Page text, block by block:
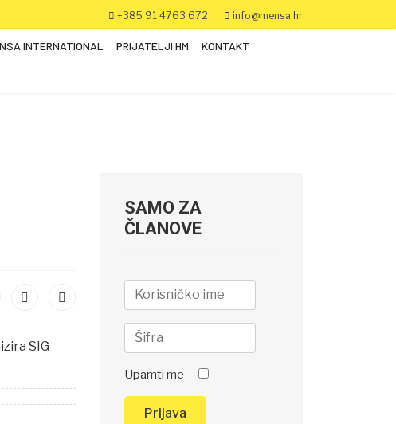
+385 91 4763 672 info@mensa.hr
INTERNATIONAL PRIJATELJI HM KONTAKT
SIG
SAMO ZA
ČLANOVE
Upamti me
Prijava